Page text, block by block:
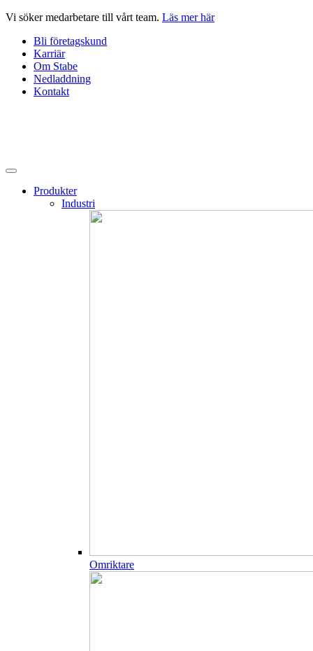
Hoppa
innehåll
Vi söker medarbetare till vårt team. Läs mer här
Bli företagskund
Karriär
Om Stabe
Nedladdning
Kontakt
Produkter
Industri
Omriktare